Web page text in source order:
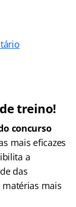
treino!
concurso
mais eficazes
a
das
mais